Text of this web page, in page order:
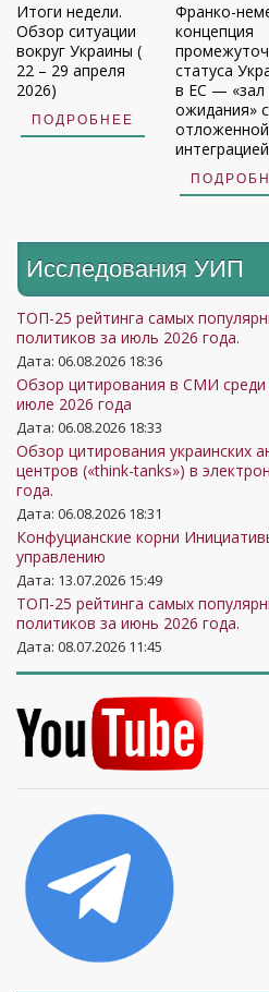
Итоги недели.
Обзор ситуации
вокруг Украины (
22 – 29 апреля
2026)
ПОДРОБНЕЕ
Франко-
концепция
статуса
в ЕС — «зал
ожидания» с
отложенной
Исследования УИП
ТОП-25 рейтинга самых
политиков за июль 2026 года.
Дата: 06.08.2026 18:36
Обзор цитирования в СМИ среди
июле 2026 года
Дата: 06.08.2026 18:33
Обзор цитирования украинских
центров («think-tanks») в
года.
Дата: 06.08.2026 18:31
Конфуцианские корни
управлению
Дата: 13.07.2026 15:49
ТОП-25 рейтинга самых
политиков за июнь 2026 года.
Дата: 08.07.2026 11:45